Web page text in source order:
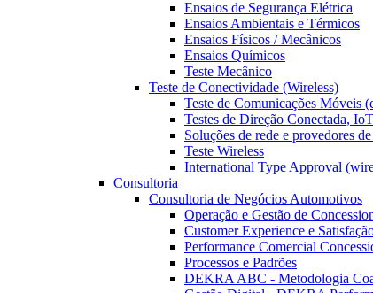
Ensaios de Segurança Elétrica
Ensaios Ambientais e Térmicos
Ensaios Físicos / Mecânicos
Ensaios Químicos
Teste Mecânico
Teste de Conectividade (Wireless)
Teste de Comunicações Móveis
Testes de Direção Conectada,
Soluções de rede e provedores
Teste Wireless
International Type Approval
Consultoria
Consultoria de Negócios Automotivos
Operação e Gestão de
Customer Experience e
Performance Comercial
Processos e Padrões
DEKRA ABC - Metodologia